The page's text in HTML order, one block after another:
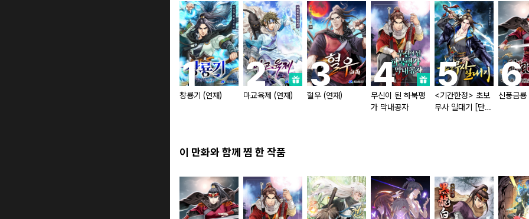
창룡기 (연재) 마교육제 (연재) 혈우 (연재)
무신이 된 하북팽
가 막내공자
<기간한정> 초보
무사 일대기 [단행
신풍금룡
이 만화와 함께 찜 한 작품